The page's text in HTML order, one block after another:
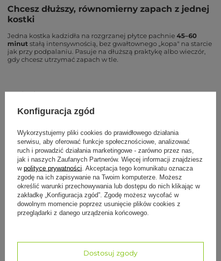
Chcesz dłuższy, równomierny zapach z jednej
kostki
Jedna kostka kadzidła na rozgrzanej płytce pachnie 45–60
minut stałą intensywnością, bez gwałtownego „kopa" na starcie
jak przy podpalaniu. Pasuje na dłuższą praktykę albo wieczór,
gdy chcesz utrzymać zapach w tle.
Największe błędy przy wyborze dyfuzora
Kupno dyfuzora do patyczków albo stożków.
kładzionym na płytce, nie podpalanym. Jeśli masz patyczki lub
stożki, potrzebujeszpodstawki pod kadzidełka, nie dyfuzora.
Założenie, że dyfuzor działa bez świeczki.To nie jest dyfuzor
elektryczny ani ultradźwiękowy na wodę z olejkiem. Źródłem
ciepła jestświeczka tealight— bez niej płytka się nie nagrzeje i
kadzidło nie zapachnie. Świeczkę trzeba uzupełniać.
Mylenie dyfuzora do kadzideł z dyfuzorem do olejków.
dwa różne urządzenia. Ten dyfuzor podgrzewa suchą kostkę
kadzidła na płytce. Jeśli szukasz zapachu z olejku eterycznego,
zobaczolejki eterycznei sprzęt dedykowany pod nie.
zostaną ślady na meblu.
Konfiguracja zgód
Wykorzystujemy pliki cookies do prawidłowego działania
serwisu, aby oferować funkcje społecznościowe, analizować
ruch i prowadzić działania marketingowe - zarówno przez nas,
jak i naszych Zaufanych Partnerów. Więcej informacji znajdziesz
w polityce prywatności . Akceptacja tego komunikatu oznacza
zgodę na ich zapisywanie na Twoim komputerze. Możesz
określić warunki przechowywania lub dostępu do nich klikając w
zakładkę „Konfiguracja zgód”. Zgodę możesz wycofać w
dowolnym momencie poprzez usunięcie plików cookies z
przeglądarki z danego urządzenia końcowego.
Dostosuj zgody